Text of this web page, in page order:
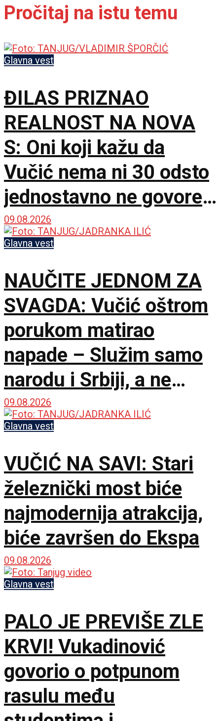
Pročitaj na istu temu
Glavna vest
ĐILAS PRIZNAO
REALNOST NA NOVA
S: Oni koji kažu da
Vučić nema ni 30 odsto
jednostavno ne govore
istinu
09.08.2026
Glavna vest
NAUČITE JEDNOM ZA
SVAGDA: Vučić oštrom
porukom matirao
napade – Služim samo
narodu i Srbiji, a ne
stranim silama
09.08.2026
Glavna vest
VUČIĆ NA SAVI: Stari
železnički most biće
najmodernija atrakcija,
biće završen do Ekspa
09.08.2026
Glavna vest
PALO JE PREVIŠE ZLE
KRVI! Vukadinović
govorio o potpunom
rasulu među